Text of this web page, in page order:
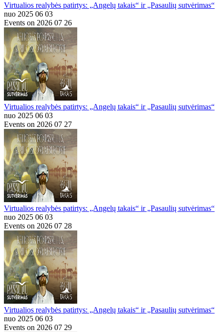
Virtualios realybės patirtys: „Angelų takais“ ir „Pasaulių sutvėrimas“
nuo 2025 06 03
Events on 2026 07 26
Virtualios realybės patirtys: „Angelų takais“ ir „Pasaulių sutvėrimas“
nuo 2025 06 03
Events on 2026 07 27
Virtualios realybės patirtys: „Angelų takais“ ir „Pasaulių sutvėrimas“
nuo 2025 06 03
Events on 2026 07 28
Virtualios realybės patirtys: „Angelų takais“ ir „Pasaulių sutvėrimas“
nuo 2025 06 03
Events on 2026 07 29